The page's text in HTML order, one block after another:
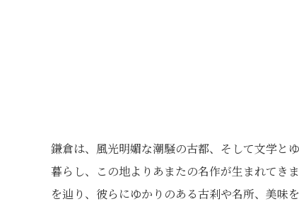
鎌倉は、風光明媚な潮騒の古都、そして文学と
暮らし、この地よりあまたの名作が生まれてき
を辿り、彼らにゆかりのある古刹や名所、美味を